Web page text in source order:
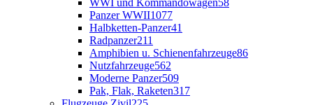
Panzer WWII1077
Halbketten-Panzer41
Radpanzer211
Amphibien u. Schienenfahrzeuge86
Nutzfahrzeuge562
Moderne Panzer509
Pak, Flak, Raketen317